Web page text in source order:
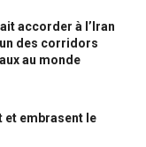
accorder à l’Iran
des corridors
au monde
et embrasent le